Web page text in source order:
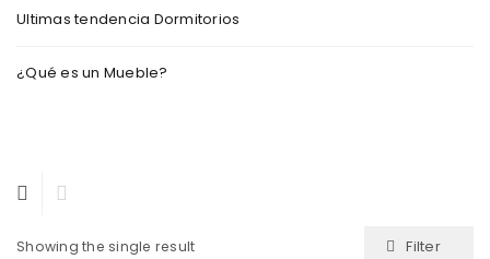
Ultimas tendencia Dormitorios
¿Qué es un Mueble?
Showing the single result Filter